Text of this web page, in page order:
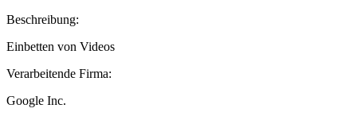
Beschreibung:
Einbetten von Videos
Verarbeitende Firma:
Google Inc.